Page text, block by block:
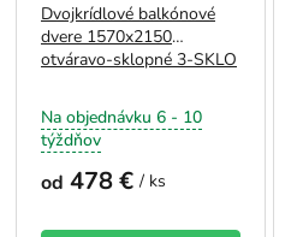
Dvojkrídlové balkónové
dvere 1570x2150
otváravo-sklopné 3-SKLO
Na objednávku 6 - 10
týždňov
od 478 € / ks